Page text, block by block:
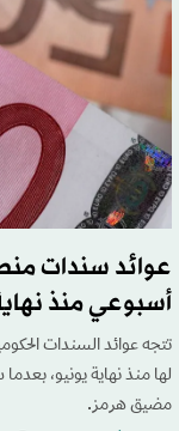
عوائد سندات
أسبوعي منذ
تتجه عوائد السندات
لها منذ نهاية يونيو،
مضيق هرمز.